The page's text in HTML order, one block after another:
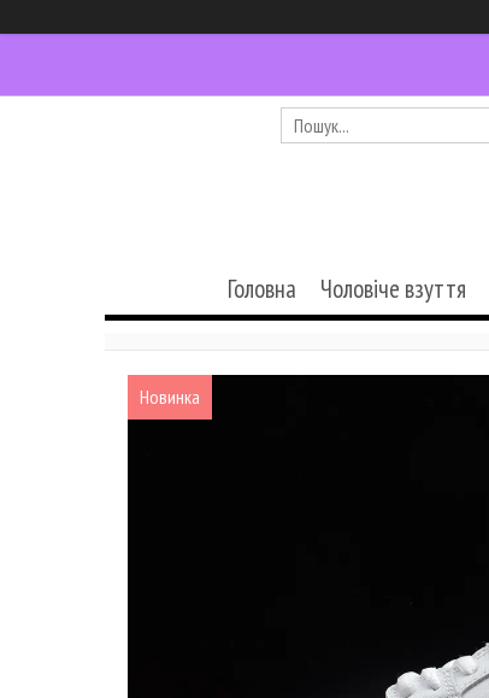
Головна Чоловіче взуття
Новинка